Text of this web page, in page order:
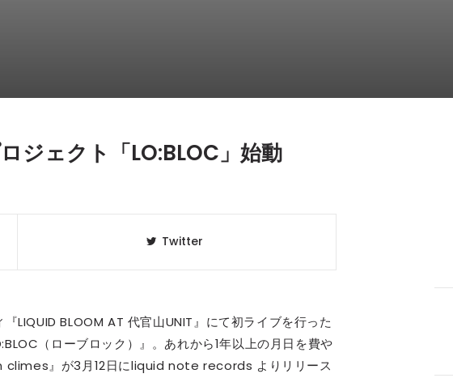
ジェクト「LO:BLOC」始動
Twitter
LIQUID BLOOM AT 代官山UNIT』にて初ライブを行った
（ローブロック）』。あれから1年以上の月日を費や
climes』が3月12日にliquid note records よりリリース